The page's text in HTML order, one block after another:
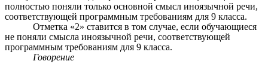
полностью поняли только основной смысл иноязычной речи,
соответствующей программным требованиям для 9 класса.
Отметка «2» ставится в том случае, если обучающиеся
не поняли смысла иноязычной речи, соответствующей
программным требованиям для 9 класса.
Говорение